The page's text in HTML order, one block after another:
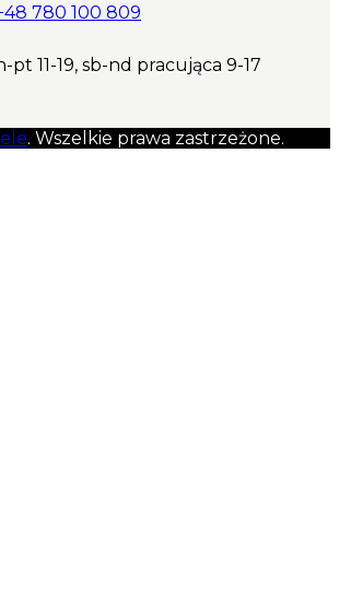
780 100 809
pt 11-19, sb-nd pracująca 9-17
. Wszelkie prawa zastrzeżone.